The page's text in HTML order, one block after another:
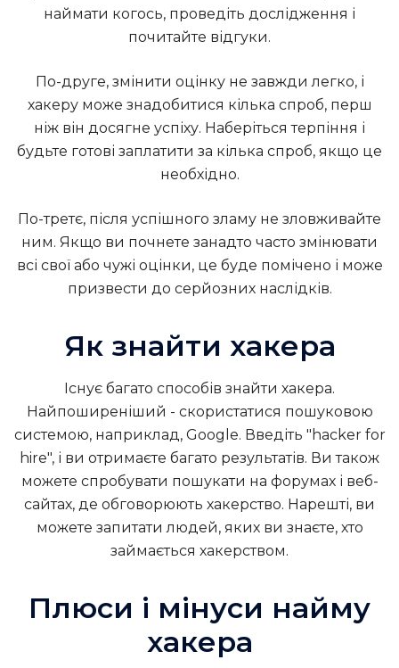
наймати когось, проведіть дослідження і
почитайте відгуки.
По-друге, змінити оцінку не завжди легко, і
хакеру може знадобитися кілька спроб, перш
ніж він досягне успіху. Наберіться терпіння і
будьте готові заплатити за кілька спроб, якщо це
необхідно.
По-третє, після успішного зламу не зловживайте
ним. Якщо ви почнете занадто часто змінювати
всі свої або чужі оцінки, це буде помічено і може
призвести до серйозних наслідків.
Як знайти хакера
Існує багато способів знайти хакера.
Найпоширеніший - скористатися пошуковою
системою, наприклад, Google. Введіть "hacker for
hire", і ви отримаєте багато результатів. Ви також
можете спробувати пошукати на форумах і веб-
сайтах, де обговорюють хакерство. Нарешті, ви
можете запитати людей, яких ви знаєте, хто
займається хакерством.
Плюси і мінуси найму
хакера